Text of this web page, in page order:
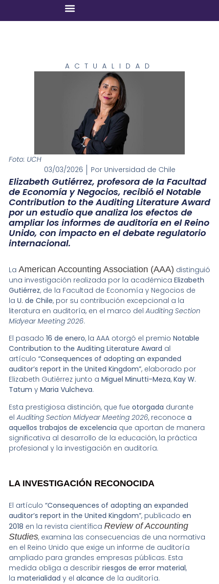
ACTUALIDAD
Foto: UCH
03/03/2026
PorUniversidad de Chile
Elizabeth Gutiérrez, profesora de la Facultad
de Economía y Negocios, recibió el Notable
Contribution to the Auditing Literature Award
por un estudio que analiza los efectos de
ampliar los informes de auditoría en el Reino
Unido, con impacto en el debate regulatorio
internacional.
La American Accounting Association (AAA) distinguió
una investigación realizada por la académica Elizabeth
Gutiérrez, de la Facultad de Economía y Negocios de
la U. de Chile, por su contribución excepcional a la
literatura en auditoría, en el marco del Auditing Section
Midyear Meeting 2026.
El pasado 16 de enero, la AAA otorgó el premio Notable
Contribution to the Auditing Literature Award al
artículo “Consequences of adopting an expanded
auditor’s report in the United Kingdom”, elaborado por
Elizabeth Gutiérrez junto a Miguel Minutti-Meza, Kay W.
Tatum y Maria Vulcheva.
Esta prestigiosa distinción, que fue otorgada durante
el Auditing Section Midyear Meeting 2026, reconoce a
aquellos trabajos de excelencia que aportan de manera
significativa al desarrollo de la educación, la práctica
profesional y la investigación en auditoría.
LA INVESTIGACIÓN RECONOCIDA
El artículo “Consequences of adopting an expanded
auditor’s report in the United Kingdom”, publicado en
2018 en la revista científica Review of Accounting
Studies, examina las consecuencias de una normativa
en el Reino Unido que exige un informe de auditoría
ampliado para grandes empresas públicas. Esta
medida obliga a describir riesgos de error material,
la materialidad y el alcance de la auditoría.